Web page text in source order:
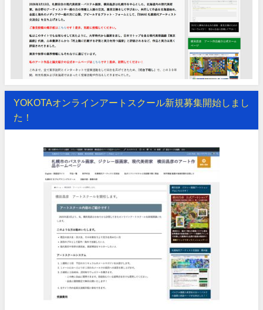
YOKOTAオンラインアートスクール新規募集開始しまし
た！